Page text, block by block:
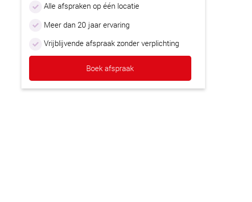
Alle afspraken op één locatie
Meer dan 20 jaar ervaring
Vrijblijvende afspraak zonder verplichting
Boek afspraak